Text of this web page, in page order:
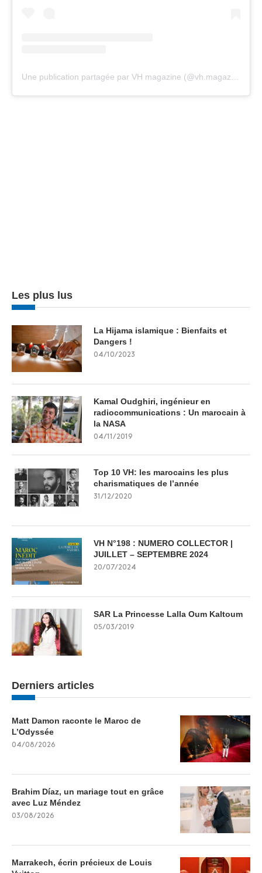
Une publication partagée par VH magazine (@vh.magazine)
Les plus lus
La Hijama islamique : Bienfaits et
Dangers !
04/10/2023
Kamal Oudghiri, ingénieur en
radiocommunications : Un marocain à
la NASA
04/11/2019
Top 10 VH: les marocains les plus
charismatiques de l’année
31/12/2020
VH N°198 : NUMERO COLLECTOR |
JUILLET – SEPTEMBRE 2024
20/07/2024
SAR La Princesse Lalla Oum Kaltoum
05/03/2019
Derniers articles
Matt Damon raconte le Maroc de
L’Odyssée
04/08/2026
Brahim Díaz, un mariage tout en grâce
avec Luz Méndez
03/08/2026
Marrakech, écrin précieux de Louis